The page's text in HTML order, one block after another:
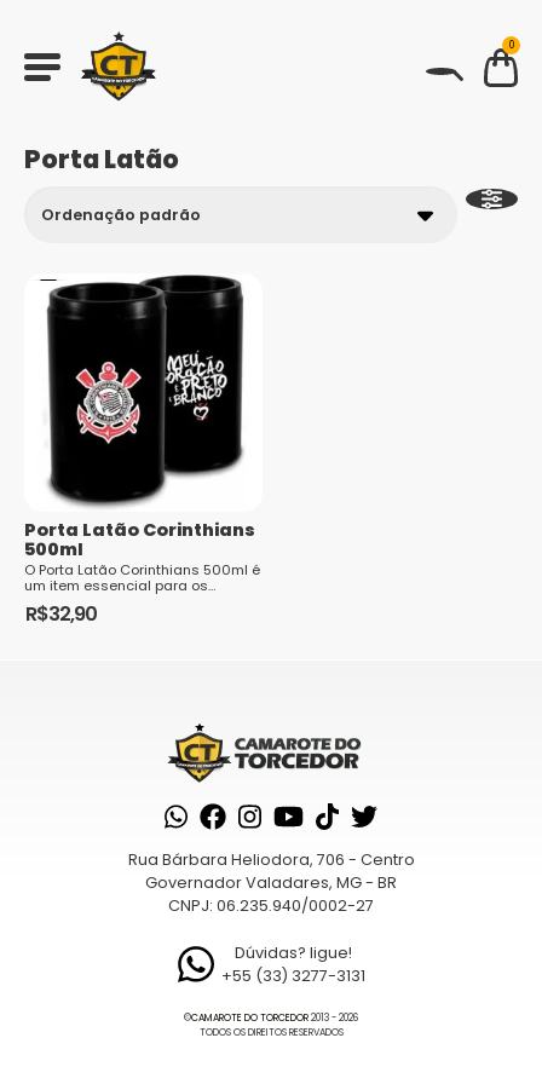
0
Porta Latão
Porta Latão Corinthians
500ml
O Porta Latão Corinthians 500ml é
um item essencial para os
torcedores apaixonados do Sport
Club Corinthians Paulista. Com
R$32,90
Rua Bárbara Heliodora, 706 - Centro
Governador Valadares, MG - BR
CNPJ: 06.235.940/0002-27
Dúvidas? ligue!
+55 (33) 3277-3131
©CAMAROTE DO TORCEDOR2013 - 2026
TODOS OS DIREITOS RESERVADOS